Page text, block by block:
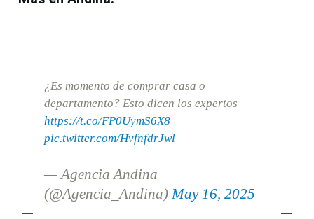
¿Es momento de comprar casa o
departamento? Esto dicen los expertos
https://t.co/FP0UymS6X8
pic.twitter.com/HvfnfdrJwl
— Agencia Andina
(@Agencia_Andina) May 16, 2025